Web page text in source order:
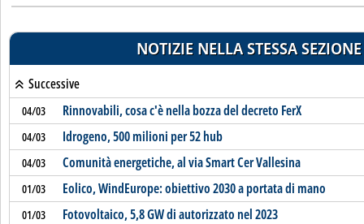
NOTIZIE NELLA STESSA SEZIONE
Successive
04/03 Rinnovabili, cosa c'è nella bozza del decreto FerX
04/03 Idrogeno, 500 milioni per 52 hub
04/03 Comunità energetiche, al via Smart Cer Vallesina
01/03 Eolico, WindEurope: obiettivo 2030 a portata di mano
01/03 Fotovoltaico, 5,8 GW di autorizzato nel 2023